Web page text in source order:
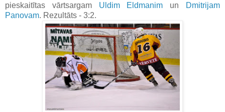
pieskaitītas vārtsargam Uldim Eldmanim un
Dmitrijam
Panovam. Rezultāts - 3:2.